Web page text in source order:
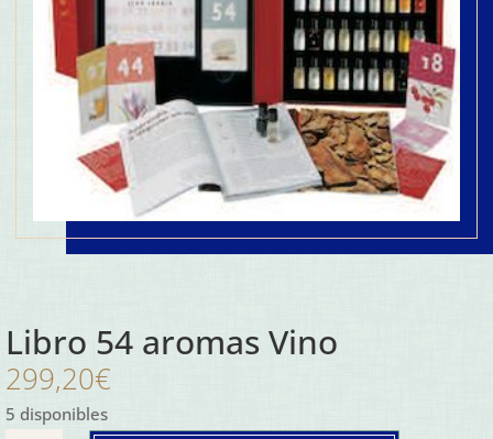
Libro 54 aromas Vino
299,20€
5 disponibles